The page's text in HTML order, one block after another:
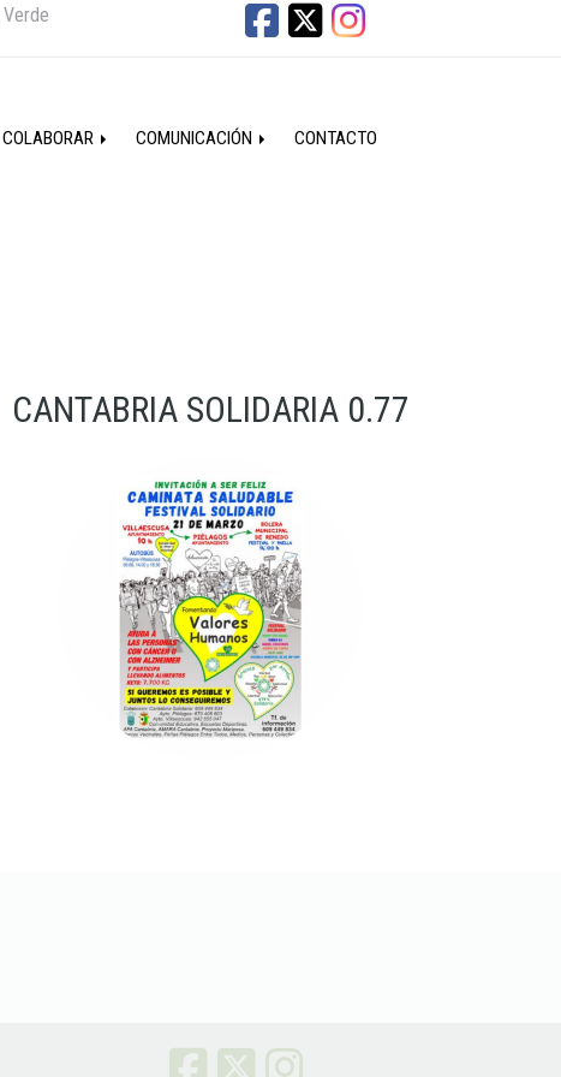
COMUNICACIÓN CONTACTO
CANTABRIA SOLIDARIA 0.77